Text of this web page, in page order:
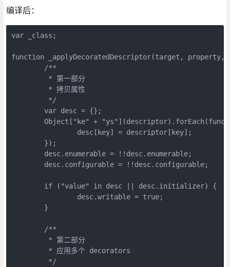
编译后：
var _class;
function _applyDecoratedDescriptor(target,